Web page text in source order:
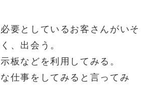
要としているお客さんがいそ
、出会う。
板などを利用してみる。
仕事をしてみると言ってみ